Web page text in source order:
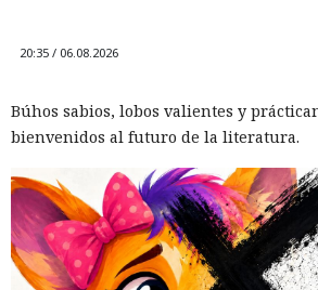
20:35 / 06.08.2026
Búhos sabios, lobos valientes y
bienvenidos al futuro de la literatura.